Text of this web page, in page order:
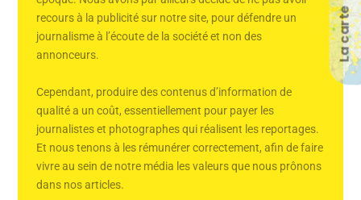
La carte
recours à la publicité sur notre site, pour défendre un
journalisme à l’écoute de la société et non des
annonceurs.
Cependant, produire des contenus d’information de
qualité a un coût, essentiellement pour payer les
journalistes et photographes qui réalisent les reportages.
Et nous tenons à les rémunérer correctement, afin de faire
vivre au sein de notre média les valeurs que nous prônons
dans nos articles.